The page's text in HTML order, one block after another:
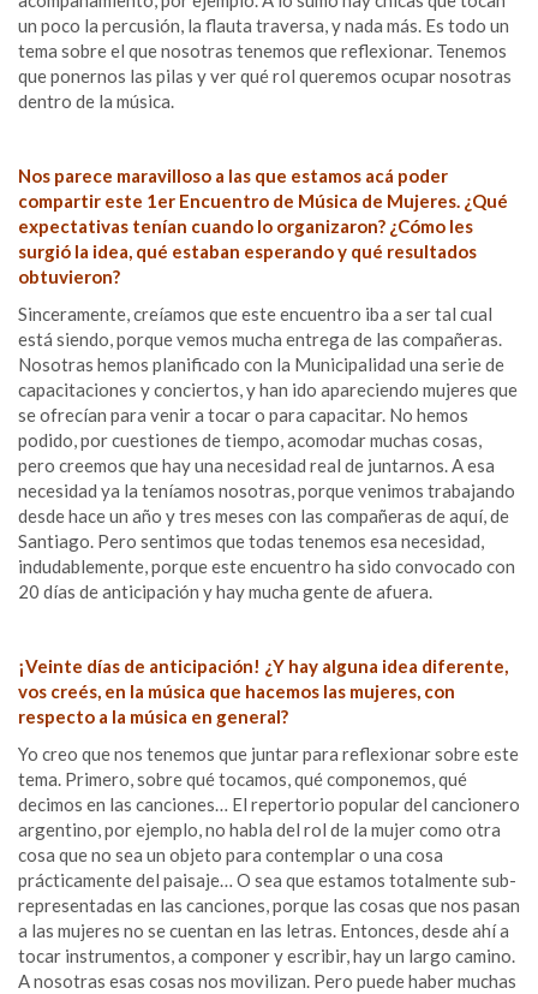
un poco la percusión, la flauta traversa, y nada más. Es todo un
tema sobre el que nosotras tenemos que reflexionar. Tenemos
que ponernos las pilas y ver qué rol queremos ocupar nosotras
dentro de la música.
Nos parece maravilloso a las que estamos acá poder
compartir este 1er Encuentro de Música de Mujeres. ¿Qué
expectativas tenían cuando lo organizaron? ¿Cómo les
surgió la idea, qué estaban esperando y qué resultados
obtuvieron?
Sinceramente, creíamos que este encuentro iba a ser tal cual
está siendo, porque vemos mucha entrega de las compañeras.
Nosotras hemos planificado con la Municipalidad una serie de
capacitaciones y conciertos, y han ido apareciendo mujeres que
se ofrecían para venir a tocar o para capacitar. No hemos
podido, por cuestiones de tiempo, acomodar muchas cosas,
pero creemos que hay una necesidad real de juntarnos. A esa
necesidad ya la teníamos nosotras, porque venimos trabajando
desde hace un año y tres meses con las compañeras de aquí, de
Santiago. Pero sentimos que todas tenemos esa necesidad,
indudablemente, porque este encuentro ha sido convocado con
20 días de anticipación y hay mucha gente de afuera.
¡Veinte días de anticipación! ¿Y hay alguna idea diferente,
vos creés, en la música que hacemos las mujeres, con
respecto a la música en general?
Yo creo que nos tenemos que juntar para reflexionar sobre este
tema. Primero, sobre qué tocamos, qué componemos, qué
decimos en las canciones… El repertorio popular del cancionero
argentino, por ejemplo, no habla del rol de la mujer como otra
cosa que no sea un objeto para contemplar o una cosa
prácticamente del paisaje… O sea que estamos totalmente sub-
representadas en las canciones, porque las cosas que nos pasan
a las mujeres no se cuentan en las letras. Entonces, desde ahí a
tocar instrumentos, a componer y escribir, hay un largo camino.
A nosotras esas cosas nos movilizan. Pero puede haber muchas